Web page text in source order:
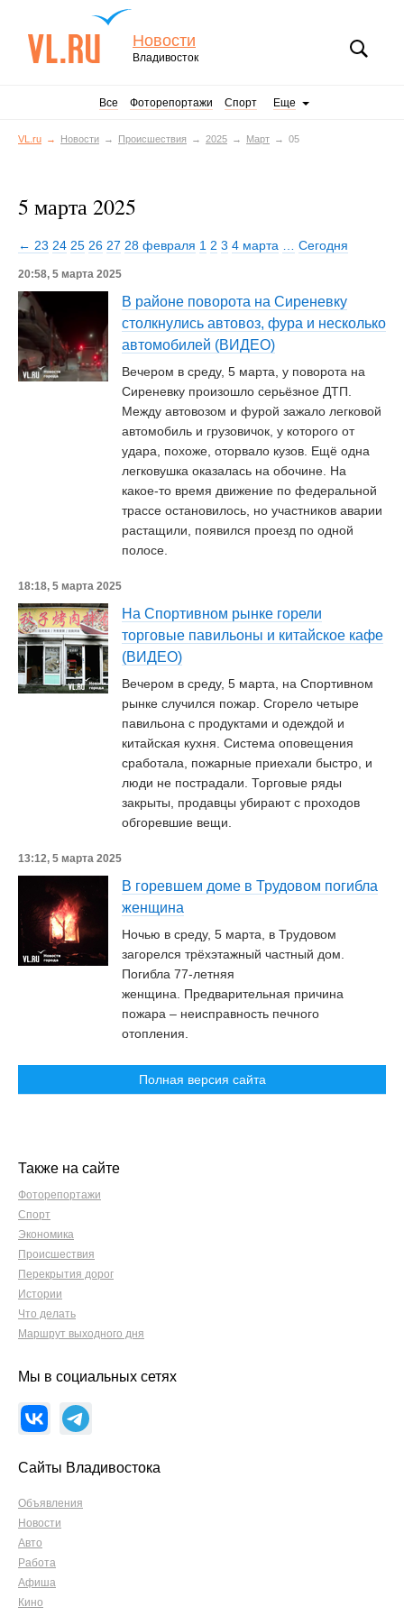
Новости
Владивосток
Все Фоторепортажи Спорт Еще
VL.ru Новости Происшествия 2025 Март 05
5 марта 2025
← 23 24 25 26 27 28 февраля 1 2 3 4 марта Сегодня
20:58, 5 марта 2025
В районе поворота на Сиреневку
столкнулись автовоз, фура и несколько
автомобилей (ВИДЕО)
Вечером в среду, 5 марта, у поворота на
Сиреневку произошло серьёзное ДТП.
Между автовозом и фурой зажало легковой
автомобиль и грузовичок, у которого от
удара, похоже, оторвало кузов. Ещё одна
легковушка оказалась на обочине. На
какое-то время движение по федеральной
трассе остановилось, но участников аварии
растащили, появился проезд по одной
полосе.
18:18, 5 марта 2025
На Спортивном рынке горели
торговые павильоны и китайское кафе
(ВИДЕО)
Вечером в среду, 5 марта, на Спортивном
рынке случился пожар. Сгорело четыре
павильона с продуктами и одеждой и
китайская кухня. Система оповещения
сработала, пожарные приехали быстро, и
люди не пострадали. Торговые ряды
закрыты, продавцы убирают с проходов
обгоревшие вещи.
13:12, 5 марта 2025
В горевшем доме в Трудовом погибла
женщина
Ночью в среду, 5 марта, в Трудовом
загорелся трёхэтажный частный дом.
Погибла 77-летняя
женщина. Предварительная причина
пожара – неисправность печного
отопления.
Полная версия сайта
Также на сайте
Фоторепортажи
Спорт
Экономика
Происшествия
Перекрытия дорог
Истории
Что делать
Маршрут выходного дня
Мы в социальных сетях
Сайты Владивостока
Объявления
Новости
Авто
Работа
Афиша
Кино